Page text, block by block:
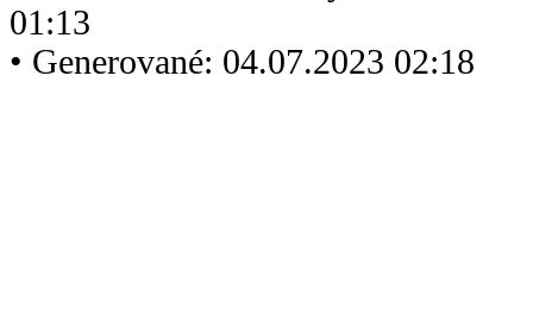
01:13
• Generované: 04.07.2023 02:18